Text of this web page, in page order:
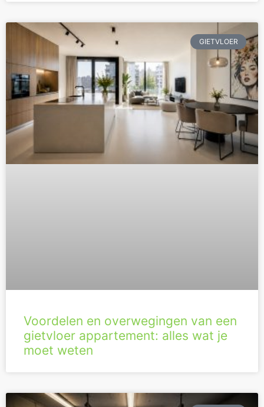
GIETVLOER
Voordelen en overwegingen van een
gietvloer appartement: alles wat je
moet weten